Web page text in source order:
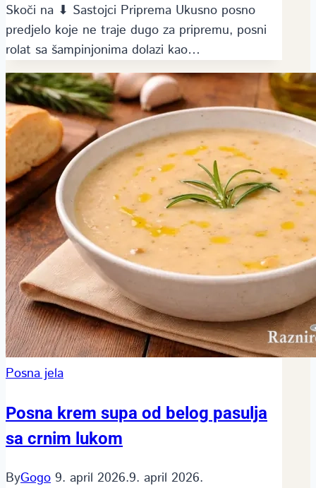
Skoči na ⬇ Sastojci Priprema Ukusno posno
predjelo koje ne traje dugo za pripremu, posni
rolat sa šampinjonima dolazi kao…
Posna jela
Posna krem supa od belog pasulja
sa crnim lukom
ByGogo 9. april 2026.9. april 2026.